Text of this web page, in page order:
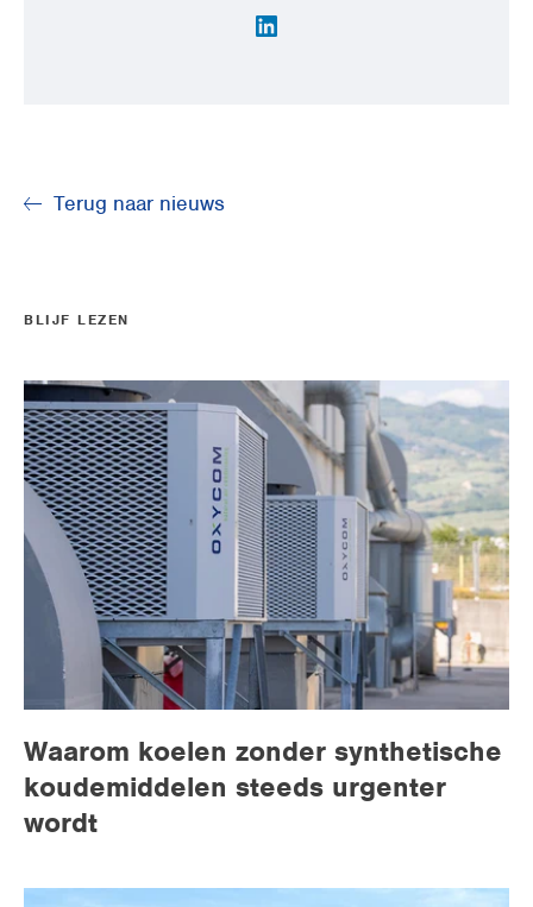
Terug naar nieuws
BLIJF LEZEN
Waarom koelen zonder synthetische
koudemiddelen steeds urgenter
wordt